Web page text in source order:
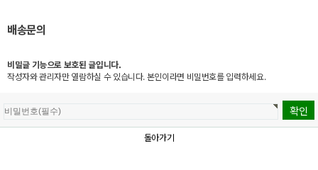
배송문의
비밀글 기능으로 보호된 글입니다.
작성자와 관리자만 열람하실 수 있습니다. 본인이라면 비밀번호를 입력하세요.
돌아가기